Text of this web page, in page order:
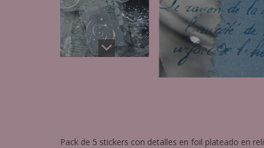
Pack de 5 stickers con detalles en foil plateado en